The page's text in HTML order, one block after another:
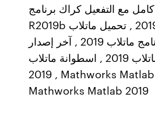
كامل مع التفعيل كراك برنامج MATLAB
R2019b برنامج ماتلاب 2019 , تحميل ماتلاب
2019 , تنزيل برنامج ماتلاب 2019 , آخر إصدار
من برنامج ماتلاب 2019 , اسطوانة ماتلاب
2019 , Mathworks Matlab 2019 , اسطوانة
Mathworks Matlab 2019